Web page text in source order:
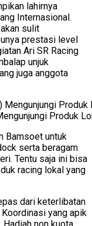
lahirnya
Internasional.
sulit
prestasi level
Ari SR Racing
unjuk
juga anggota
Produk
Bamsoet untuk
serta beragam
Tentu saja ini bisa
racing lokal yang
dari keterlibatan
yang apik